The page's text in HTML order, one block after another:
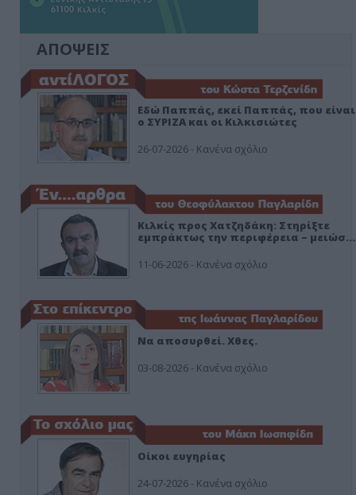
ΑΠΟΨΕΙΣ
Εδώ Παππάς, εκεί Παππάς, που είναι
ο ΣΥΡΙΖΑ και οι Κιλκισιώτες
26-07-2026 - Κανένα σχόλιο
Κιλκίς προς Χατζηδάκη: Στηρίξτε
εμπράκτως την περιφέρεια – μειώσ…
11-06-2026 - Κανένα σχόλιο
Να αποσυρθεί. Χθες.
03-08-2026 - Κανένα σχόλιο
Οίκοι ευγηρίας
24-07-2026 - Κανένα σχόλιο